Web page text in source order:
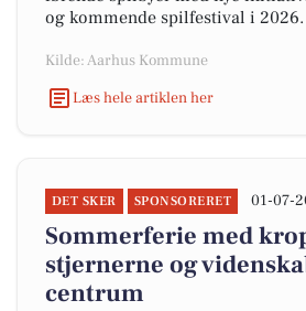
og kommende spilfestival i 2026.
Kilde: Aarhus Kommune
Læs hele artiklen her
DET SKER SPONSORERET 01-07-
Sommerferie med
stjernerne og
centrum